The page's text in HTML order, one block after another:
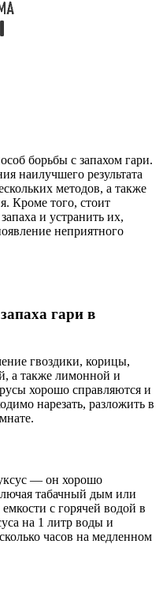
борьбы с запахом гари.
наилучшего результата
методов, а также
Кроме того, стоит
и устранить их,
неприятного
гари в
гвоздики, корицы,
а также лимонной и
хорошо справляются и
нарезать, разложить в
— он хорошо
табачный дым или
с горячей водой в
на 1 литр воды и
часов на медленном